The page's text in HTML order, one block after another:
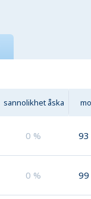
sannolikhet åska
0 % 93
0 % 99